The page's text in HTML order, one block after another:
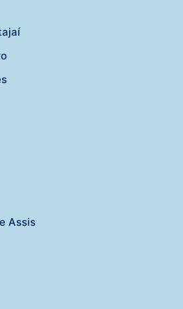
Assis